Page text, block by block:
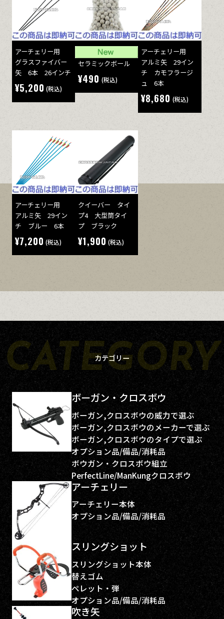
アーチェリー用
グラスファイバー
矢 6本 26インチ
¥5,200 (税込)
セラミックボール
¥490 (税込)
アーチェリー用
アルミ矢 29イン
チ カモフラージ
ュ 6本
¥8,680 (税込)
アーチェリー用
アルミ矢 29イン
チ ブルー 6本
¥7,200 (税込)
クイーバー タイ
プ4 大型筒タイ
プ ブラック
¥1,900 (税込)
カテゴリー
ボーガン・クロスボウ
ボーガン,クロスボウの威力で選ぶ
ボーガン,クロスボウのメーカーで選ぶ
ボーガン,クロスボウのタイプで選ぶ
オプション品/備品/消耗品
ボウガン・クロスボウ組立
PerfectLine/ManKungクロスボウ
アーチェリー
アーチェリー本体
オプション品/備品/消耗品
スリングショット
スリングショット本体
替えゴム
ペレット・弾
オプション品/備品/消耗品
吹き矢